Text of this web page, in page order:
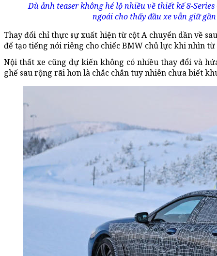
Dù ảnh teaser không hé lộ nhiều về thiết kế 8-
ngoái cho thấy đầu xe vẫn giữ
Thay đổi chỉ thực sự xuất hiện từ cột A chuyển dần về
để tạo tiếng nói riêng cho chiếc BMW chủ lực khi nhìn từ
Nội thất xe cũng dự kiến không có nhiều thay đổi và
ghế sau rộng rãi hơn là chắc chắn tuy nhiên chưa biết